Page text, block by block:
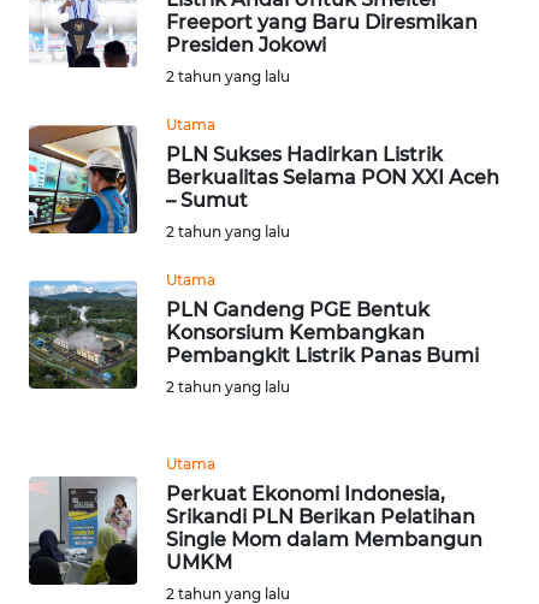
Freeport yang Baru Diresmikan
Presiden Jokowi
2 tahun yang lalu
Utama
PLN Sukses Hadirkan Listrik
Berkualitas Selama PON XXI Aceh
– Sumut
2 tahun yang lalu
Utama
PLN Gandeng PGE Bentuk
Konsorsium Kembangkan
Pembangkit Listrik Panas Bumi
2 tahun yang lalu
Utama
Perkuat Ekonomi Indonesia,
Srikandi PLN Berikan Pelatihan
Single Mom dalam Membangun
UMKM
2 tahun yang lalu
WN
WN
TAPANULI
UTARA
SAMOSIR
WN
PADANG
SUMEDANG
WN
CIANJUR